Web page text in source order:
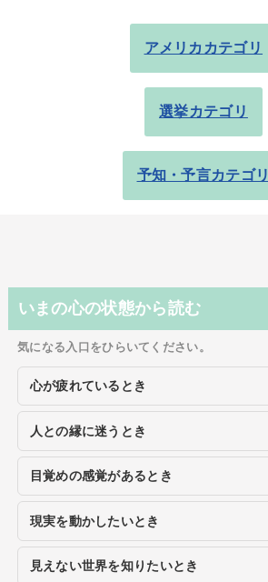
アメリカカテゴリ
選挙カテゴリ
予知・予言カテゴリ
いまの心の状態から読む
気になる入口をひらいてください。
心が疲れているとき
人との縁に迷うとき
目覚めの感覚があるとき
現実を動かしたいとき
見えない世界を知りたいとき